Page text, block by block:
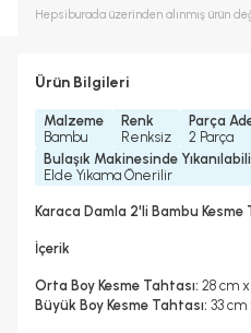
Hepsiburada üzerinden alınmış ürün
Ürün Bilgileri
Malzeme
Bambu
Renk
Renksiz
Parça
2 Parça
Bulaşık Makinesinde
Elde Yıkama Önerilir
Karaca Damla 2'li Bambu Kesme
İçerik
Orta Boy Kesme Tahtası: 28 cm
Büyük Boy Kesme Tahtası: 33 cm